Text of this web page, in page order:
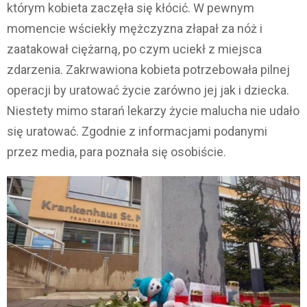
którym kobieta zaczęła się kłócić. W pewnym
momencie wściekły mężczyzna złapał za nóż i
zaatakował ciężarną, po czym uciekł z miejsca
zdarzenia. Zakrwawiona kobieta potrzebowała pilnej
operacji by uratować życie zarówno jej jak i dziecka.
Niestety mimo starań lekarzy życie malucha nie udało
się uratować. Zgodnie z informacjami podanymi
przez media, para poznała się osobiście.